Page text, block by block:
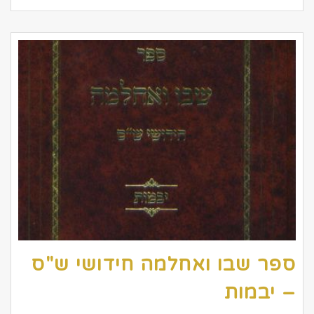
ספר שבו ואחלמה חידושי ש"ס
– יבמות